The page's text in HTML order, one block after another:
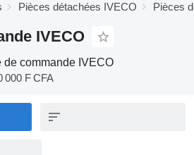
Pièces détachées IVECO Pièces
IVECO
de commande IVECO
000 F CFA